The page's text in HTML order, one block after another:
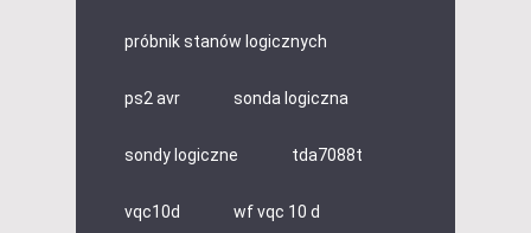
próbnik stanów logicznych
ps2 avr sonda logiczna
sondy logiczne tda7088t
vqc10d wf vqc 10 d